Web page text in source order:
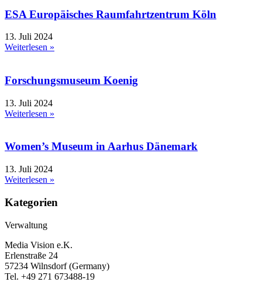
ESA Europäisches Raumfahrtzentrum Köln
13. Juli 2024
Weiterlesen »
Forschungsmuseum Koenig
13. Juli 2024
Weiterlesen »
Women’s Museum in Aarhus Dänemark
13. Juli 2024
Weiterlesen »
Kategorien
Verwaltung
Media Vision e.K.
Erlenstraße 24
57234 Wilnsdorf (Germany)
Tel. +49 271 673488-19